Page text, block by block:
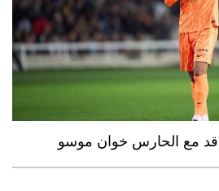
مع الحارس خوان موسو